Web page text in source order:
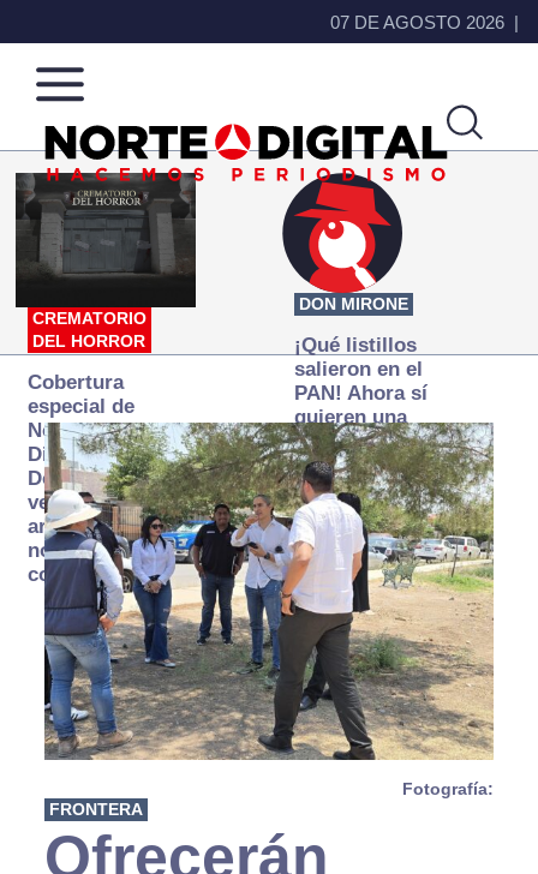
07 DE AGOSTO 2026
Norte
de
Ciudad
Más
que
noticias,
hacemos periodismo
CREMATORIO
DEL HORROR
Cobertura
especial de
Norte
Digital:
Donde la
verdad
arde… pero
no se
consume
DON MIRONE
¡Qué listillos
salieron en el
PAN! Ahora sí
quieren una
Fiscalía
autónoma… y
transexenal
Fotografía:
FRONTERA
Ofrecerán